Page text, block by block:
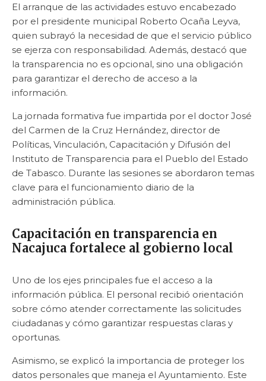
El arranque de las actividades estuvo encabezado
por el presidente municipal Roberto Ocaña Leyva,
quien subrayó la necesidad de que el servicio público
se ejerza con responsabilidad. Además, destacó que
la transparencia no es opcional, sino una obligación
para garantizar el derecho de acceso a la
información.
La jornada formativa fue impartida por el doctor José
del Carmen de la Cruz Hernández, director de
Políticas, Vinculación, Capacitación y Difusión del
Instituto de Transparencia para el Pueblo del Estado
de Tabasco. Durante las sesiones se abordaron temas
clave para el funcionamiento diario de la
administración pública.
Capacitación en transparencia en
Nacajuca fortalece al gobierno local
Uno de los ejes principales fue el acceso a la
información pública. El personal recibió orientación
sobre cómo atender correctamente las solicitudes
ciudadanas y cómo garantizar respuestas claras y
oportunas.
Asimismo, se explicó la importancia de proteger los
datos personales que maneja el Ayuntamiento. Este